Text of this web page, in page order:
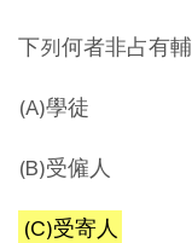
下列何者非占有
(A)學徒
(B)受僱人
(C)受寄人